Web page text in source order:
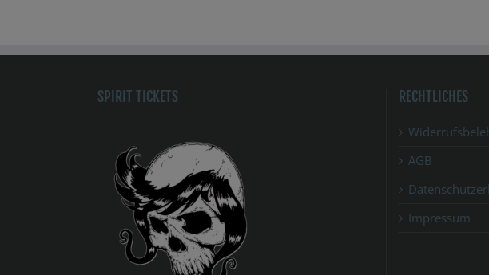
SPIRIT TICKETS RECHTLICHES
AGB
Impressum